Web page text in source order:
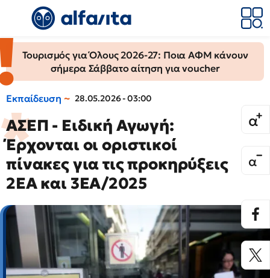
Τουρισμός για Όλους 2026-27: Ποια ΑΦΜ κάνουν
σήμερα Σάββατο αίτηση για voucher
Εκπαίδευση 28.05.2026 - 03:00
ΑΣΕΠ - Ειδική Αγωγή:
Έρχονται οι οριστικοί
πίνακες για τις προκηρύξεις
2ΕΑ και 3ΕΑ/2025